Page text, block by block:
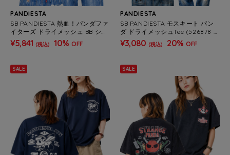
PANDIESTA
SB PANDIESTA 熱血！パンダファ
イターズ ドライメッシュ BB シャ
ツ(526868 MENS/WOMENS)
¥5,841 (税込) 10% OFF
PANDIESTA
SB PANDIESTA モスキート パン
ダ ドライメッシュTee (526878 M
ENS/WOMENS)
¥3,080 (税込) 20% OFF
SALE SALE